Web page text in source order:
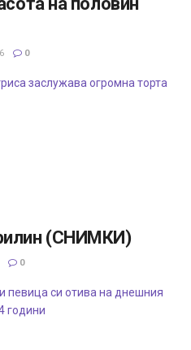
0
заслужава огромна торта
(СНИМКИ)
0
певица си отива на днешния
години